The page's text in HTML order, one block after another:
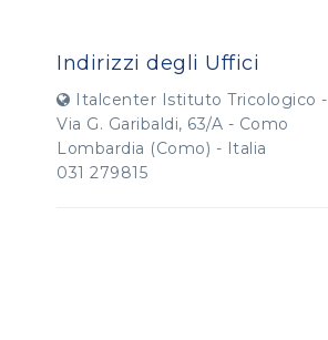
Indirizzi degli Uffici
Italcenter Istituto Tricologico -
Via G. Garibaldi, 63/A - Como
Lombardia (Como) - Italia
031 279815